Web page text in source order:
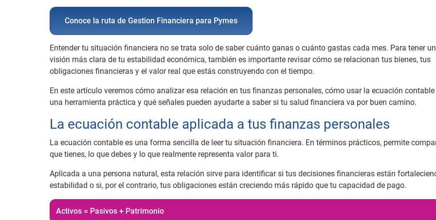
Conoce la ruta de Gestion Financiera para Pymes
Entender tu situación financiera no se trata solo de saber cuánto ganas o cuánto gastas cada mes. Para tener
visión más clara de tu estabilidad económica, también es importante revisar cómo se relacionan tus bienes, tus
obligaciones financieras y el valor real que estás construyendo con el tiempo.
En este artículo veremos cómo analizar esa relación en tus finanzas personales, cómo usar la ecuación
una herramienta práctica y qué señales pueden ayudarte a saber si tu salud financiera va por buen camino.
La ecuación contable aplicada a tus finanzas personales
La ecuación contable es una forma sencilla de leer tu situación financiera. En términos prácticos, permite
que tienes, lo que debes y lo que realmente representa valor para ti.
Aplicada a una persona natural, esta relación sirve para identificar si tus decisiones financieras están
estabilidad o si, por el contrario, tus obligaciones están creciendo más rápido que tu capacidad de pago.
Activos = Pasivos + Patrimonio